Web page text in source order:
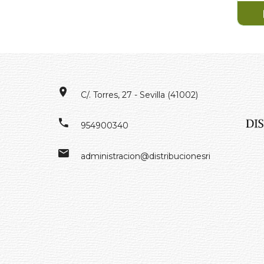
C/. Torres, 27 - Sevilla (41002)
954900340
administracion@distribucionesrivero.es